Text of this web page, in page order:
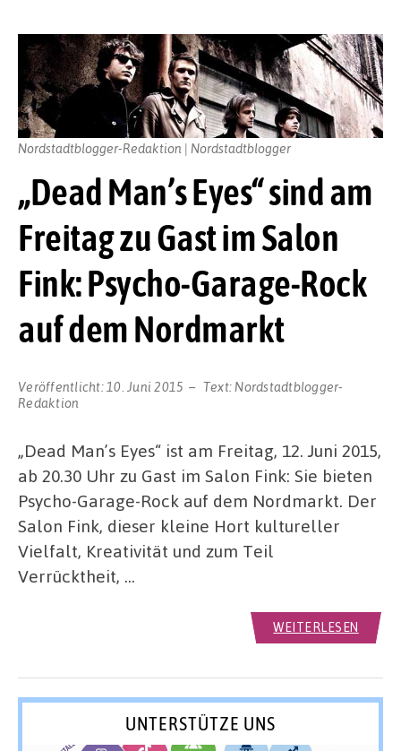
„Dead Man’s Eyes“ sind am
Freitag zu Gast im Salon
Fink: Psycho-Garage-Rock
auf dem Nordmarkt
Veröffentlicht: 10. Juni 2015 Text: Nordstadtblogger-
Redaktion
Nordstadtblogger-Redaktion | Nordstadtblogger
„Dead Man’s Eyes“ ist am Freitag, 12. Juni 2015,
ab 20.30 Uhr zu Gast im Salon Fink: Sie bieten
Psycho-Garage-Rock auf dem Nordmarkt. Der
Salon Fink, dieser kleine Hort kultureller
Vielfalt, Kreativität und zum Teil
Verrücktheit, …
WEITERLESEN
UNTERSTÜTZE UNS